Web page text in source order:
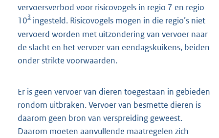
vervoersverbod voor risicovogels in regio 7 en regio
103 ingesteld. Risicovogels mogen in die regio’s niet
vervoerd worden met uitzondering van vervoer naar
de slacht en het vervoer van eendagskuikens, beiden
onder strikte voorwaarden.
Er is geen vervoer van dieren toegestaan in gebieden
rondom uitbraken. Vervoer van besmette dieren is
daarom geen bron van verspreiding geweest.
Daarom moeten aanvullende maatregelen zich